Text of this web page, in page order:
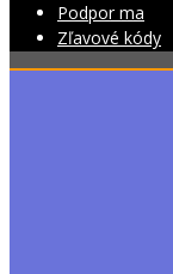
Podpor ma
Zľavové kódy